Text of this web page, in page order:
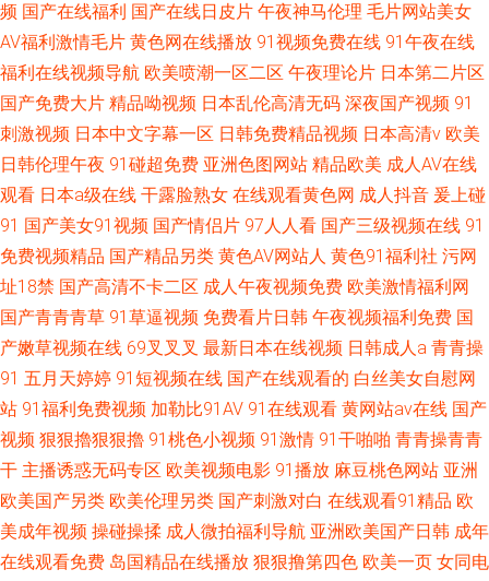
频 国产在线福利 国产在线日皮片 午夜神马伦理 毛片网站美女
AV福利激情毛片 黄色网在线播放 91视频免费在线 91午夜在线
福利在线视频导航 欧美喷潮一区二区 午夜理论片 日本第二片区
国产免费大片 精品呦视频 日本乱伦高清无码 深夜国产视频 91
刺激视频 日本中文字幕一区 日韩免费精品视频 日本高清v 欧美
日韩伦理午夜 91碰超免费 亚洲色图网站 精品欧美 成人AV在线
观看 日本a级在线 干露脸熟女 在线观看黄色网 成人抖音 爰上碰
91 国产美女91视频 国产情侣片 97人人看 国产三级视频在线 91
免费视频精品 国产精品另类 黄色AV网站人 黄色91福利社 污网
址18禁 国产高清不卡二区 成人午夜视频免费 欧美激情福利网
国产青青青草 91草逼视频 免费看片日韩 午夜视频福利免费 国
产嫩草视频在线 69叉叉叉 最新日本在线视频 日韩成人a 青青操
91 五月天婷婷 91短视频在线 国产在线观看的 白丝美女自慰网
站 91福利免费视频 加勒比91AV 91在线观看 黄网站av在线 国产
视频 狠狠擼狠狠擼 91桃色小视频 91激情 91干啪啪 青青操青青
干 主播诱惑无码专区 欧美视频电影 91播放 麻豆桃色网站 亚洲
欧美国产另类 欧美伦理另类 国产刺激对白 在线观看91精品 欧
美成年视频 操碰操揉 成人微拍福利导航 亚洲欧美国产日韩 成年
在线观看免费 岛国精品在线播放 狠狠撸第四色 欧美一页 女同电